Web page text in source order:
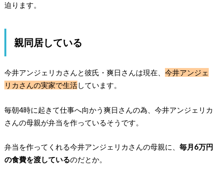
迫ります。
親同居している
今井アンジェリカさんと彼氏・爽日さんは現在、 今井アンジェ
リカさんの実家で生活しています。
毎朝4時に起きて仕事へ向かう爽日さんの為、今井アンジェリカ
さんの母親が弁当を作っているそうです。
弁当を作ってくれる今井アンジェリカさんの母親に、 毎月6万円
の食費を渡しているのだとか。